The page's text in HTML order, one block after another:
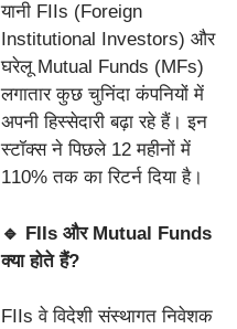
यानी FIIs (Foreign
Institutional Investors) और
घरेलू Mutual Funds (MFs)
लगातार कुछ चुनिंदा कंपनियों में
अपनी हिस्सेदारी बढ़ा रहे हैं। इन
स्टॉक्स ने पिछले 12 महीनों में
110% तक का रिटर्न दिया है।
🔹 FIIs और Mutual Funds
क्या होते हैं?
FIIs वे विदेशी संस्थागत निवेशक